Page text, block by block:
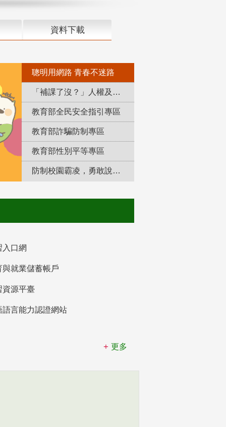
資料下載
聰明用網路 青春不迷路
「補課了沒？」人權及轉型正義教育專區
教育部全民安全指引專區
教育部詐騙防制專區
教育部性別平等專區
防制校園霸凌，勇敢說出來！
入口網
與就業儲蓄帳戶
資源平臺
語言能力認證網站
更多